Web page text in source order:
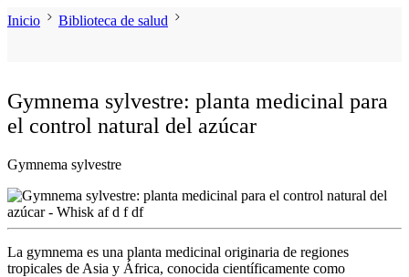
Inicio Biblioteca de salud
Gymnema sylvestre: planta medicinal para
el control natural del azúcar
Gymnema sylvestre
La gymnema es una planta medicinal originaria de regiones
tropicales de Asia y África, conocida científicamente como